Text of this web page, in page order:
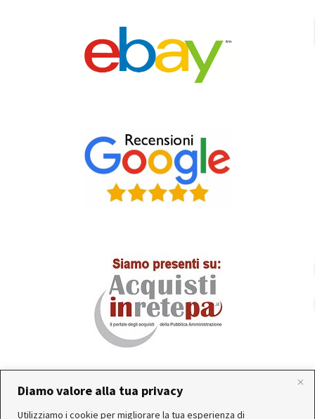
Diamo valore alla tua privacy
Utilizziamo i cookie per migliorare la tua esperienza di
In occasione delle FERIE ESTIVE, alcune aziende